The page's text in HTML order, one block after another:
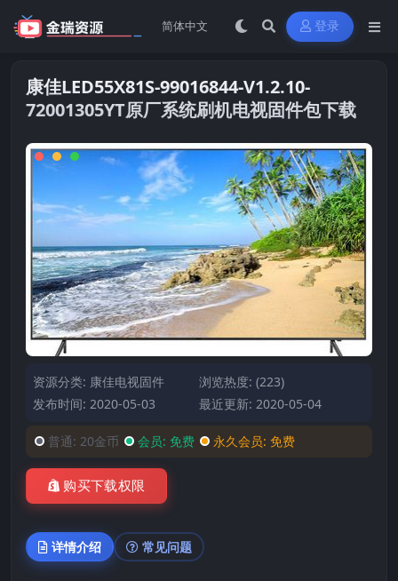
登录
康佳LED55X81S-99016844-V1.2.10-
72001305YT原厂系统刷机电视固件包下载
资源分类: 康佳电视固件
浏览热度: (223)
发布时间: 2020-05-03
最近更新: 2020-05-04
普通: 20金币 会员: 免费 永久会员: 免费
购买下载权限
详情介绍 常见问题